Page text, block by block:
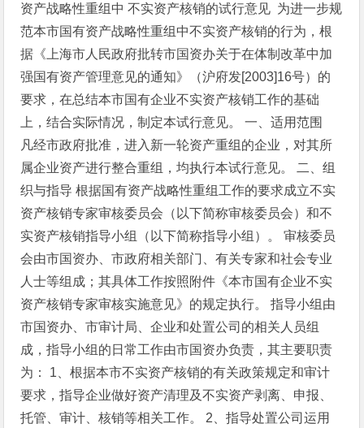
资产战略性重组中 不实资产核销的试行意见 为进一步规
范本市国有资产战略性重组中不实资产核销的行为，根
据《上海市人民政府批转市国资办关于在体制改革中加
强国有资产管理意见的通知》（沪府发[2003]16号）的
要求，在总结本市国有企业不实资产核销工作的基础
上，结合实际情况，制定本试行意见。
一、适用范围
凡经市政府批准，进入新一轮资产重组的企业，对其所
属企业资产进行整合重组，均执行本试行意见。
二、组
织与指导 根据国有资产战略性重组工作的要求成立不实
资产核销专家审核委员会（以下简称审核委员会）和不
实资产核销指导小组（以下简称指导小组）。
审核委员
会由市国资办、市政府相关部门、有关专家和社会专业
人士等组成；其具体工作按照附件《本市国有企业不实
资产核销专家审核实施意见》的规定执行。
指导小组由
市国资办、市审计局、企业和处置公司的相关人员组
成，指导小组的日常工作由市国资办负责，其主要职责
为：
1、根据本市不实资产核销的有关政策规定和审计
要求，指导企业做好资产清理及不实资产剥离、申报、
托管、审计、核销等相关工作。
2、指导处置公司运用